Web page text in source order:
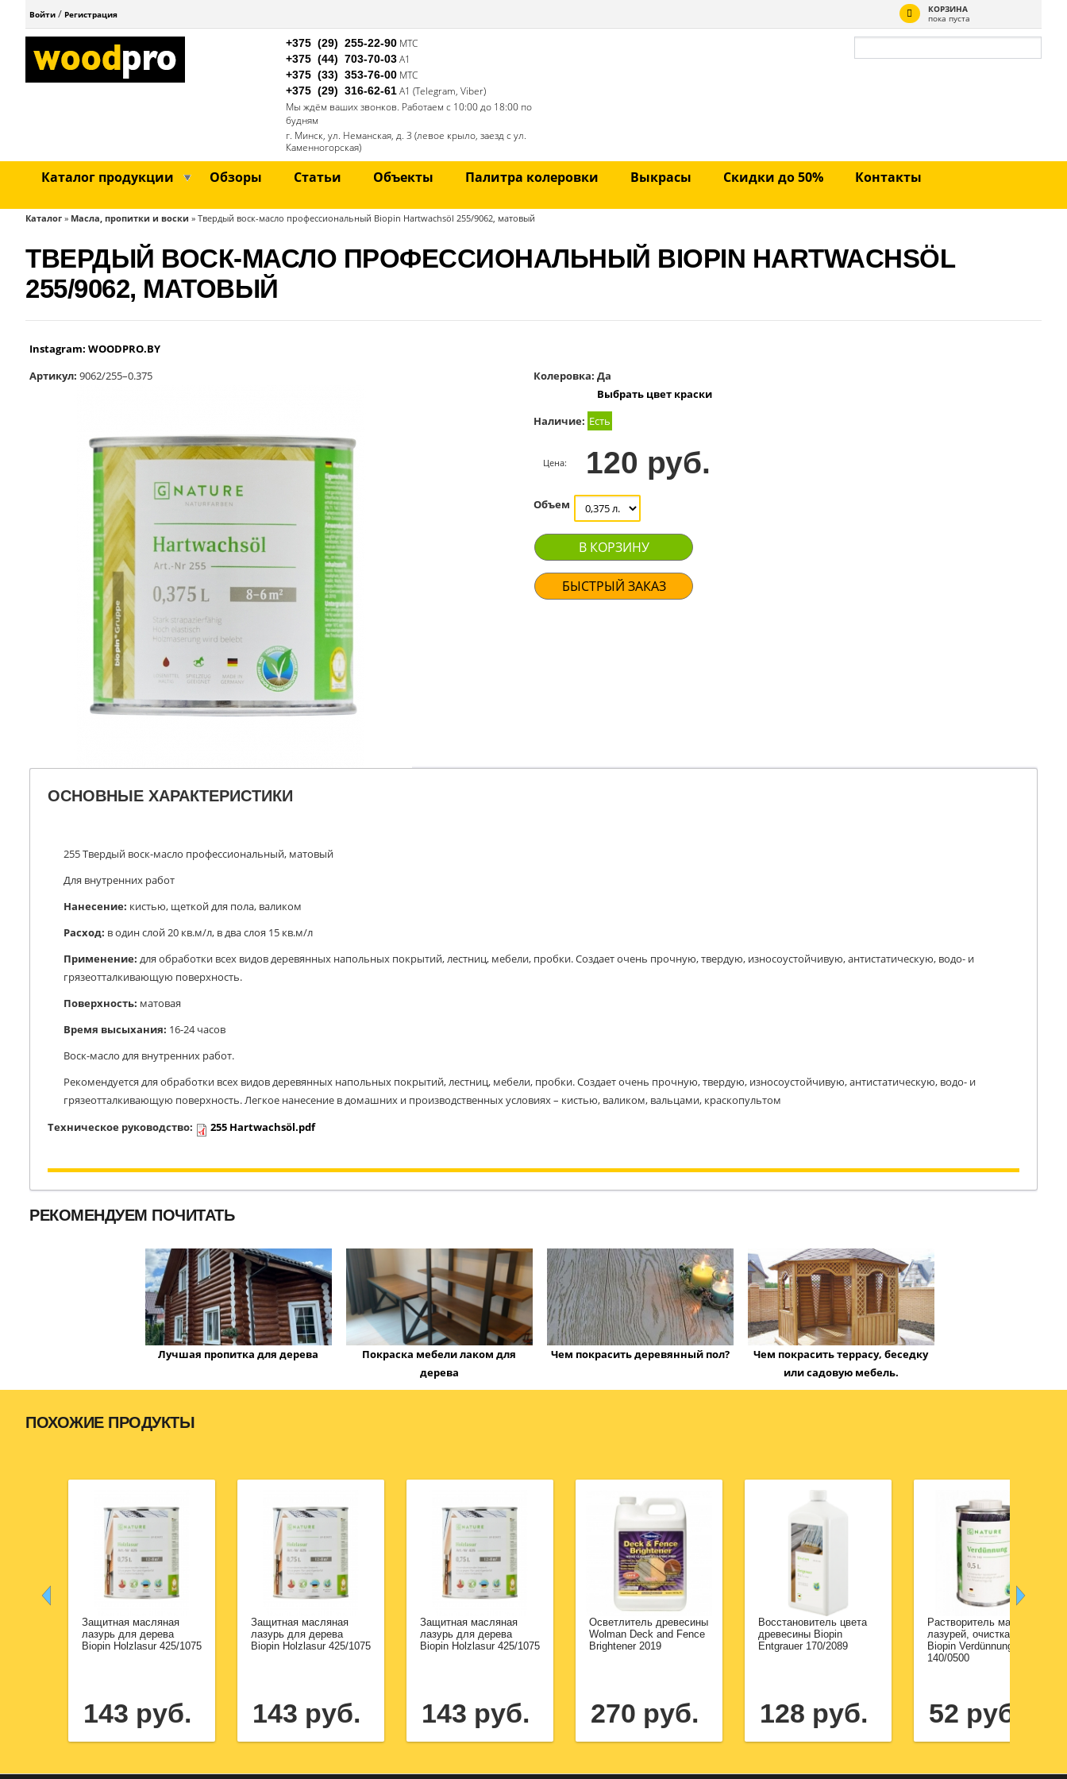
Войти / Регистрация
КОРЗИНА
пока пуста
+375 (29)255-22-90 МТС
+375 (44)703-70-03А1
+375 (33)353-76-00 МТС
+375 (29)316-62-61А1 (Telegram, Viber)
Мы ждём ваших звонков. Работаем с 10:00 до 18:00 по
будням
г. Минск, ул. Неманская, д. 3 (левое крыло, заезд с ул.
Каменногорская)
Каталог продукции Обзоры Статьи Объекты Палитра колеровки Выкрасы Скидки до 50% Контакты
ЗДЕСЬ
Каталог » Масла, пропитки и воски » Твердый воск-масло профессиональный Biopin Hartwachsöl 255/9062, матовый
ТВЕРДЫЙ ВОСК-МАСЛО ПРОФЕССИОНАЛЬНЫЙ BIOPIN HARTWACHSÖL
255/9062, МАТОВЫЙ
Instagram: WOODPRO.BY
Артикул: 9062/255–0.375 Колеровка: Да
Выбрать цвет краски
Наличие: Есть
Цена: 120 руб.
Объем
ОСНОВНЫЕ ХАРАКТЕРИСТИКИ
255 Твердый воск-масло профессиональный, матовый
Для внутренних работ
Нанесение: кистью, щеткой для пола, валиком
Расход: в один слой 20 кв.м/л, в два слоя 15 кв.м/л
Применение: для обработки всех видов деревянных напольных покрытий, лестниц, мебели, пробки. Создает очень прочную, твердую, износоустойчивую, антистатическую, водо- и
грязеотталкивающую поверхность.
Поверхность: матовая
Время высыхания: 16-24 часов
Воск-масло для внутренних работ.
Рекомендуется для обработки всех видов деревянных напольных покрытий, лестниц, мебели, пробки. Создает очень прочную, твердую, износоустойчивую, антистатическую, водо- и
грязеотталкивающую поверхность. Легкое нанесение в домашних и производственных условиях – кистью, валиком, вальцами, краскопультом
Техническое руководство:
255 Hartwachsöl.pdf
РЕКОМЕНДУЕМ ПОЧИТАТЬ
Лучшая пропитка для дерева
Покраска мебели лаком для
дерева
Чем покрасить деревянный пол?
Чем покрасить террасу, беседку
или садовую мебель.
ПОХОЖИЕ ПРОДУКТЫ
Защитная масляная
лазурь для дерева
Biopin Holzlasur 425/1075
143 руб.
Защитная масляная
лазурь для дерева
Biopin Holzlasur 425/1075
143 руб.
Защитная масляная
лазурь для дерева
Biopin Holzlasur 425/1075
143 руб.
Осветлитель древесины
Wolman Deck and Fence
Brightener 2019
270 руб.
Восстановитель цвета
древесины Biopin
Entgrauer 170/2089
128 руб.
Растворитель масел и
лазурей, очистка кистей
Biopin Verdünnung
140/0500
52 руб.